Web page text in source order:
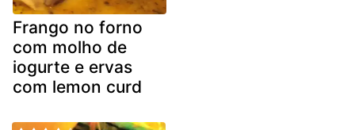
Frango no forno
com molho de
iogurte e ervas
com lemon curd